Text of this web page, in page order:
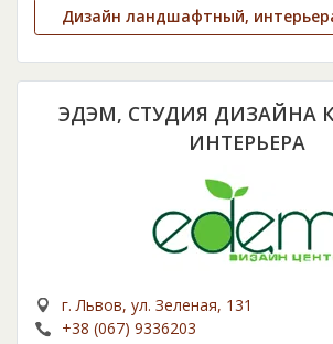
Дизайн ландшафтный,
ЭДЭМ, СТУДИЯ ДИЗАЙНА
ИНТЕРЬЕРА
г. Львов, ул. Зеленая, 131
+38 (067) 9336203